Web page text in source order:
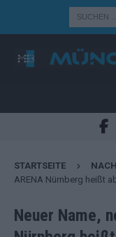
STARTSEITE
ARENA Nürnberg heißt
Neuer Name,